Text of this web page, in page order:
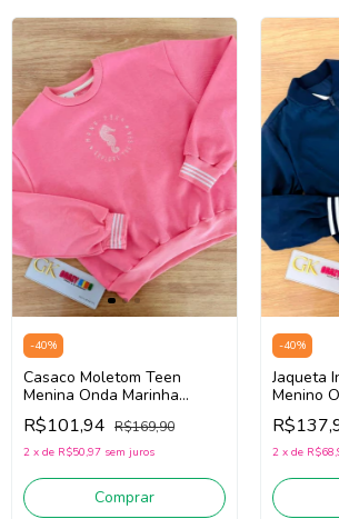
-40%
Casaco Moletom Teen
Menina Onda Marinha
1261129 (Rosa)
R$101,94 R$169,90
2 x de R$50,97 sem juros
Comprar
-40%
Jaqueta
Menino
1261112
2 x de